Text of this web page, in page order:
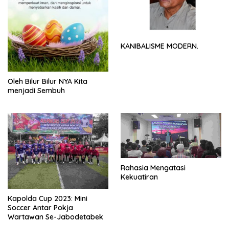
Oleh Bilur Bilur NYA Kita
menjadi Sembuh
KANIBALISME MODERN.
Kapolda Cup 2023: Mini
Soccer Antar Pokja
Wartawan Se-Jabodetabek
Rahasia Mengatasi
Kekuatiran